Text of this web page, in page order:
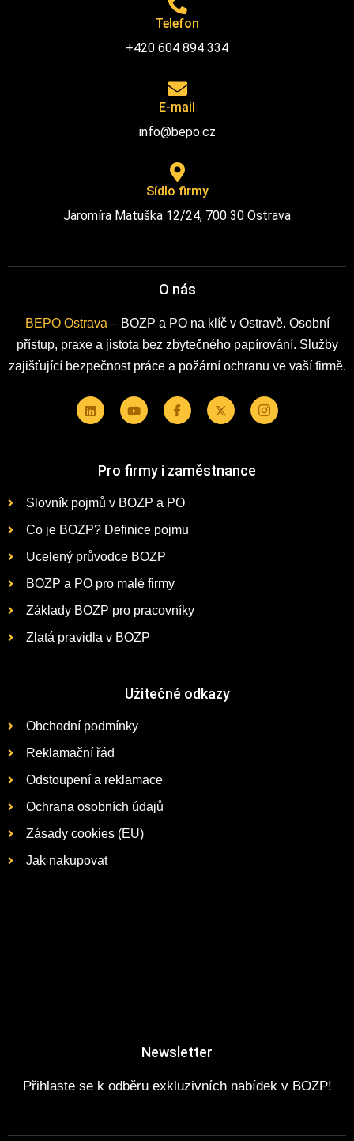
Telefon
+420 604 894 334
E-mail
info@bepo.cz
Sídlo firmy
Jaromíra Matuška 12/24, 700 30 Ostrava
O nás
BEPO Ostrava – BOZP a PO na klíč v Ostravě. Osobní
přístup, praxe a jistota bez zbytečného papírování. Služby
zajišťující bezpečnost práce a požární ochranu ve vaší firmě.
Pro firmy i zaměstnance
Slovník pojmů v BOZP a PO
Co je BOZP? Definice pojmu
Ucelený průvodce BOZP
BOZP a PO pro malé firmy
Základy BOZP pro pracovníky
Zlatá pravidla v BOZP
Užitečné odkazy
Obchodní podmínky
Reklamační řád
Odstoupení a reklamace
Ochrana osobních údajů
Zásady cookies (EU)
Jak nakupovat
Newsletter
Přihlaste se k odběru exkluzivních nabídek v BOZP!